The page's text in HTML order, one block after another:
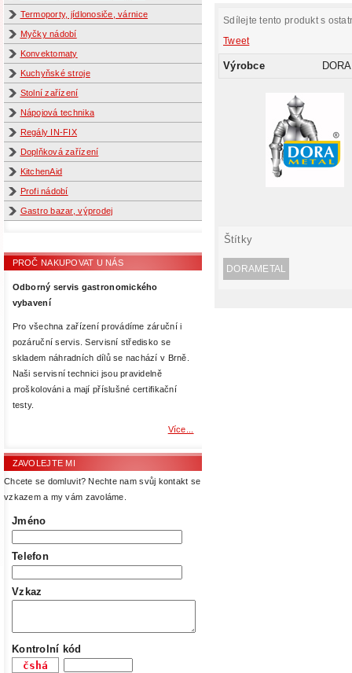
Termoporty, jídlonosiče, várnice
Myčky nádobí
Konvektomaty
Kuchyňské stroje
Stolní zařízení
Nápojová technika
Regály IN-FIX
Doplňková zařízení
KitchenAid
Profi nádobí
Gastro bazar, výprodej
PROČ NAKUPOVAT U NÁS
Odborný servis gastronomického
vybavení
Pro všechna zařízení provádíme záruční i
pozáruční servis. Servisní středisko se
skladem náhradních dílů se nachází v Brně.
Naši servisní technici jsou pravidelně
proškolováni a mají příslušné certifikační
testy.
Více...
ZAVOLEJTE MI
Chcete se domluvit? Nechte nam svůj kontakt se
vzkazem a my vám zavoláme.
Jméno
Telefon
Vzkaz
Kontrolní kód
Sdílejte tento produkt s
Tweet
Výrobce
Štítky
DORAMETAL